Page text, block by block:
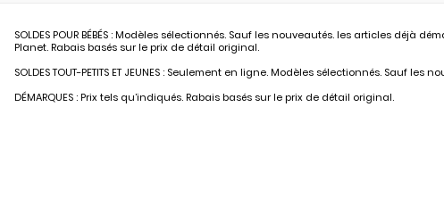
SOLDES POUR BÉBÉS : Modèles sélectionnés. Sauf les nouveautés. les articles
Planet. Rabais basés sur le prix de détail original.
SOLDES TOUT-PETITS ET JEUNES : Seulement en ligne. Modèles sélectionnés. Sauf
DÉMARQUES : Prix tels qu’indiqués. Rabais basés sur le prix de détail original.